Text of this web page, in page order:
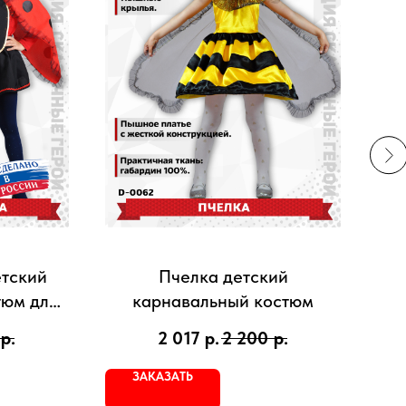
для
р.
Пчелка детский
карнавальный костюм
2 017 р.2 200 р.
ЗАКАЗАТЬ